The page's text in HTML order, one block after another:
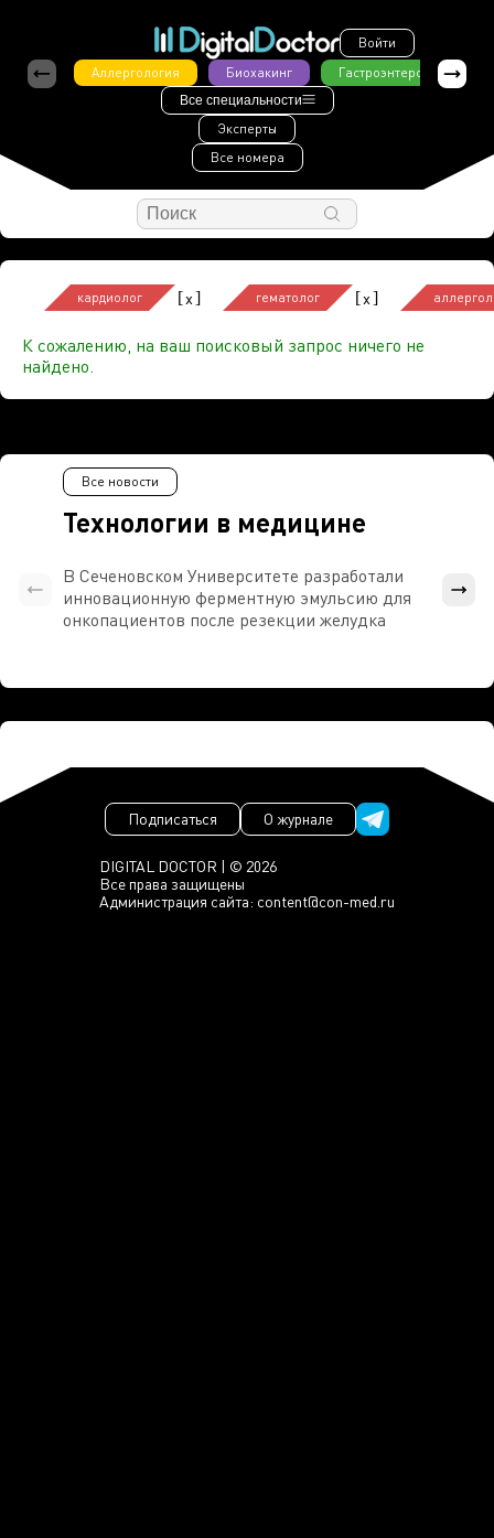
Войти
Аллергология
Биохакинг Гастроэнтерология
Все специальности
Эксперты
Все номера
кардиолог [x] гематолог [x]
К сожалению, на ваш поисковый запрос ничего не
найдено.
Технологии в медицине
Все новости
В Сеченовском Университете разработали
инновационную ферментную эмульсию для
онкопациентов после резекции желудка
DIGITAL DOCTOR | © 2026
Все права защищены
Администрация сайта: content@con-med.ru
Подписаться О журнале